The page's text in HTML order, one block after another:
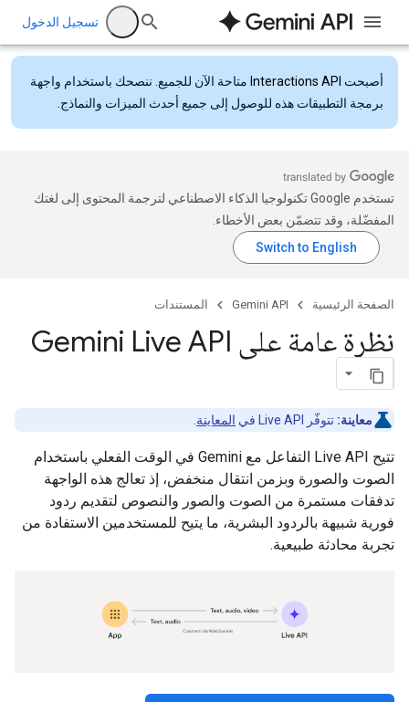
تسجيل الدخول
أصبحت Interactions API متاحة الآن للجميع. ننصحك باستخدام واجهة
برمجة التطبيقات هذه للوصول إلى جميع أحدث الميزات والنماذج.
تستخدم Google تكنولوجيا الذكاء الاصطناعي لترجمة المحتوى إلى لغتك
المفضّلة، وقد تتضمّن بعض الأخطاء.
الصفحة الرئيسية Gemini API المستندات
نظرة عامة على Gemini Live API
معاينة: تتوفّر Live API في المعاينة
تتيح Live API التفاعل مع Gemini في الوقت الفعلي باستخدام
الصوت والصورة وبزمن انتقال منخفض، إذ تعالج هذه الواجهة
تدفقات مستمرة من الصوت والصور والنصوص لتقديم ردود
فورية شبيهة بالردود البشرية، ما يتيح للمستخدمين الاستفادة من
تجربة محادثة طبيعية.